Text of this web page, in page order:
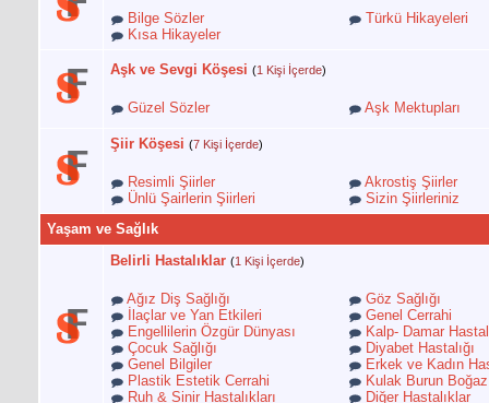
Bilge Sözler
Türkü Hikayeleri
Kısa Hikayeler
Aşk ve Sevgi Köşesi (1 Kişi İçerde)
Güzel Sözler Aşk Mektupları
Şiir Köşesi (7 Kişi İçerde)
Resimli Şiirler
Akrostiş Şiirler
Ünlü Şairlerin Şiirleri
Sizin Şiirleriniz
Yaşam ve Sağlık
Belirli Hastalıklar (1 Kişi İçerde)
Ağız Diş Sağlığı
Göz Sağlığı
İlaçlar ve Yan Etkileri
Genel Cerrahi
Engellilerin Özgür Dünyası
Kalp- Damar
Çocuk Sağlığı
Diyabet Hastalığı
Genel Bilgiler
Erkek ve Kadın
Plastik Estetik Cerrahi
Kulak Burun Boğaz
Ruh & Sinir Hastalıkları
Diğer Hastalıklar